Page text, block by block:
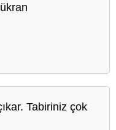
Tabiriniz çok